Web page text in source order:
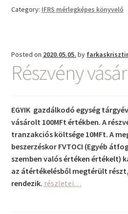
Category: IFRS mérlegképes könyvelő
Posted on 2020.05.05. by
Részvény
EGYIK gazdálkodó egység
vásárolt 100MFt értékben. A
tranzakciós költsége 10MFt. A
beszerzéskor FVTOCI (Egyéb
szemben valós értéken értékelt)
az átértékelésből megtérült
rendezik. Részvény
részletei…